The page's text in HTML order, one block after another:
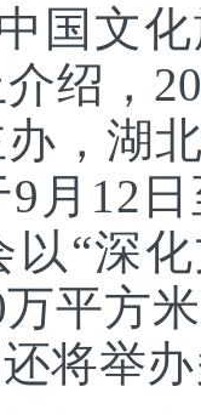
国文
绍，
，湖
月12
以“深
平方
将举